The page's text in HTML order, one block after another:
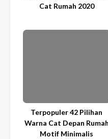
Cat Rumah 2020
Terpopuler 42 Pilihan
Warna Cat Depan Rumah
Motif Minimalis